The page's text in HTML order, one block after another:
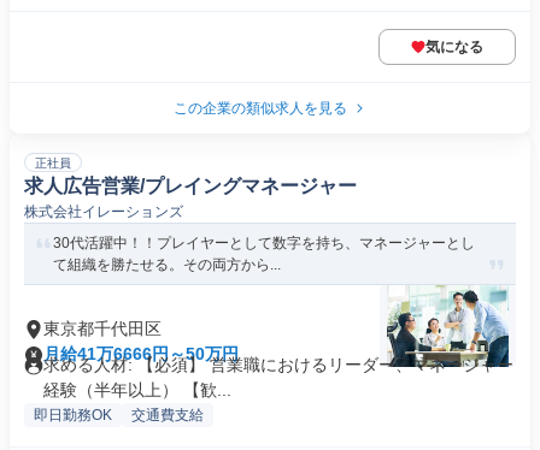
気になる
この企業の類似求人を見る
正社員
求人広告営業/プレイングマネージャー
株式会社イレーションズ
30代活躍中！！プレイヤーとして数字を持ち、マネージャーとし
て組織を勝たせる。その両方から...
東京都千代田区
月給41万6666円～50万円
求める人材: 【必須】 営業職におけるリーダー、マネージャー
経験（半年以上） 【歓...
即日勤務OK 交通費支給